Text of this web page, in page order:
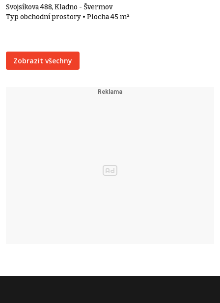
Svojsíkova 488, Kladno - Švermov
Typ obchodní prostory • Plocha 45 m²
Zobrazit všechny